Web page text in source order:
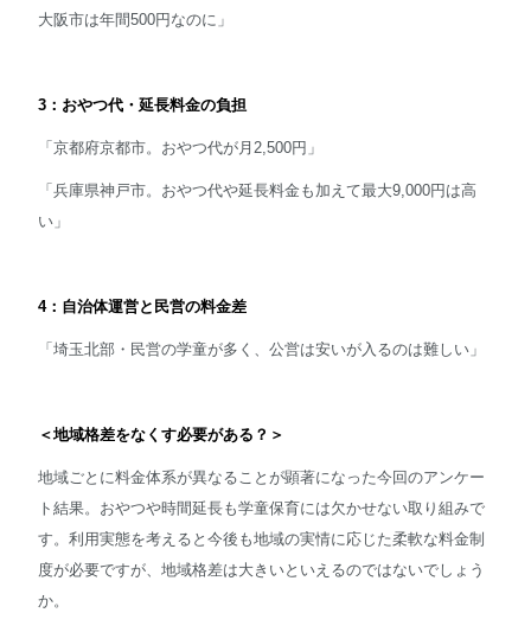
大阪市は年間500円なのに」
3：おやつ代・延長料金の負担
「京都府京都市。おやつ代が月2,500円」
「兵庫県神戸市。おやつ代や延長料金も加えて最大9,000円は高
い」
4：自治体運営と民営の料金差
「埼玉北部・民営の学童が多く、公営は安いが入るのは難しい」
＜地域格差をなくす必要がある？＞
地域ごとに料金体系が異なることが顕著になった今回のアンケー
ト結果。おやつや時間延長も学童保育には欠かせない取り組みで
す。利用実態を考えると今後も地域の実情に応じた柔軟な料金制
度が必要ですが、地域格差は大きいといえるのではないでしょう
か。